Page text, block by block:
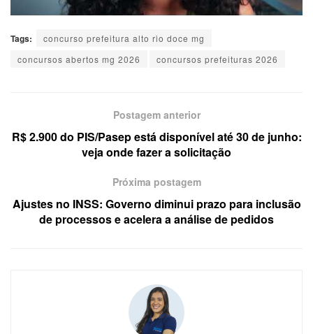
Tags:
concurso prefeitura alto rio doce mg
concursos abertos mg 2026
concursos prefeituras 2026
Postagem anterior
R$ 2.900 do PIS/Pasep está disponível até 30 de junho:
veja onde fazer a solicitação
Próxima postagem
Ajustes no INSS: Governo diminui prazo para inclusão
de processos e acelera a análise de pedidos